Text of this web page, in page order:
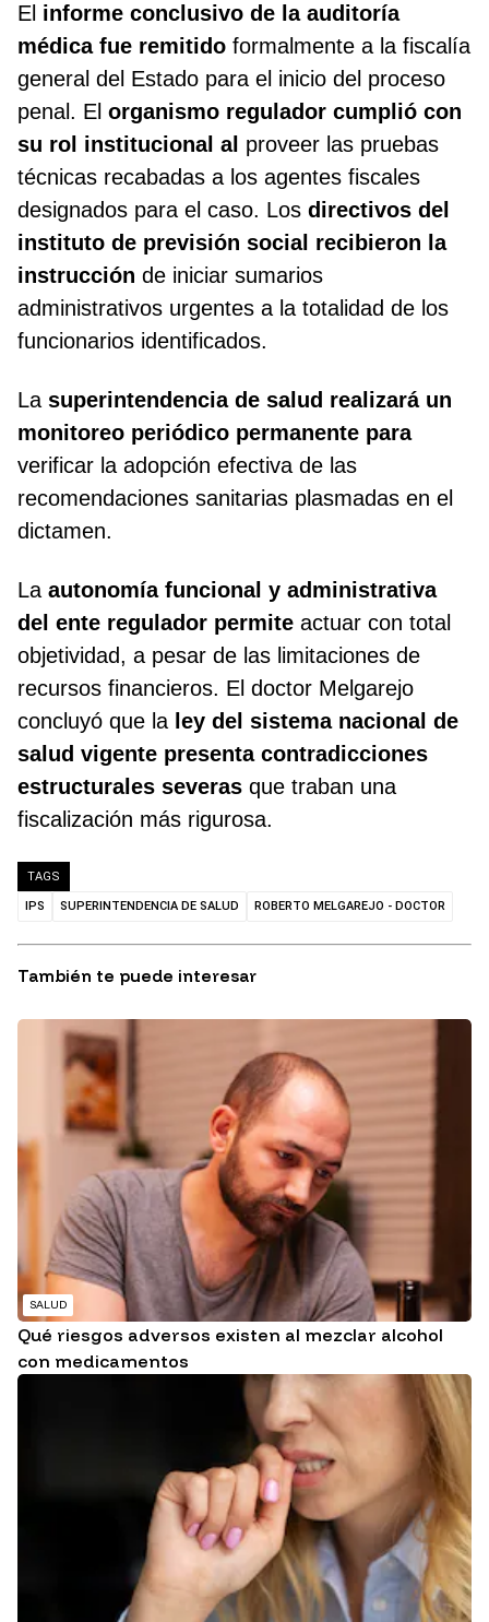
El informe conclusivo de la auditoría
médica fue remitido formalmente a la fiscalía
general del Estado para el inicio del proceso
penal. El organismo regulador cumplió con
su rol institucional al proveer las pruebas
técnicas recabadas a los agentes fiscales
designados para el caso. Los directivos del
instituto de previsión social recibieron la
instrucción de iniciar sumarios
administrativos urgentes a la totalidad de los
funcionarios identificados.
La superintendencia de salud realizará un
monitoreo periódico permanente para
verificar la adopción efectiva de las
recomendaciones sanitarias plasmadas en el
dictamen.
La autonomía funcional y administrativa
del ente regulador permite actuar con total
objetividad, a pesar de las limitaciones de
recursos financieros. El doctor Melgarejo
concluyó que la ley del sistema nacional de
salud vigente presenta contradicciones
estructurales severas que traban una
fiscalización más rigurosa.
TAGS
IPS SUPERINTENDENCIA DE SALUD ROBERTO MELGAREJO - DOCTOR
También te puede interesar
SALUD
Qué riesgos adversos existen al mezclar alcohol
con medicamentos